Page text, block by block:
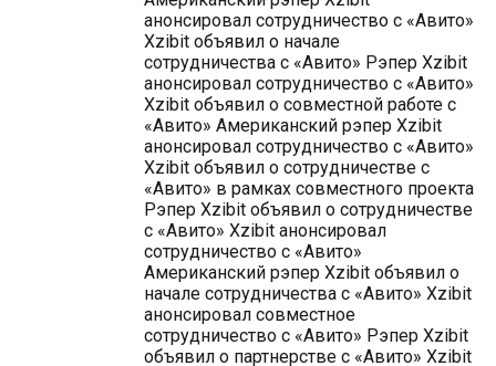
анонсировал сотрудничество с «Авито»
Xzibit объявил о начале
сотрудничества с «Авито» Рэпер Xzibit
анонсировал сотрудничество с «Авито»
Xzibit объявил о совместной работе с
«Авито» Американский рэпер Xzibit
анонсировал сотрудничество с «Авито»
Xzibit объявил о сотрудничестве с
«Авито» в рамках совместного проекта
Рэпер Xzibit объявил о сотрудничестве
с «Авито» Xzibit анонсировал
сотрудничество с «Авито»
Американский рэпер Xzibit объявил о
начале сотрудничества с «Авито» Xzibit
анонсировал совместное
сотрудничество с «Авито» Рэпер Xzibit
объявил о партнерстве с «Авито» Xzibit